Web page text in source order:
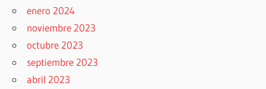
enero 2024
noviembre 2023
octubre 2023
septiembre 2023
abril 2023